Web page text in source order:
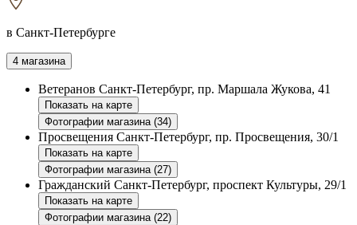
в Санкт-Петербурге
4 магазина
Ветеранов Санкт-Петербург, пр. Маршала Жукова, 41
Показать на карте
Фотографии магазина (34)
Просвещения Санкт-Петербург, пр. Просвещения, 30/1
Показать на карте
Фотографии магазина (27)
Гражданский Санкт-Петербург, проспект Культуры, 29/1
Показать на карте
Фотографии магазина (22)